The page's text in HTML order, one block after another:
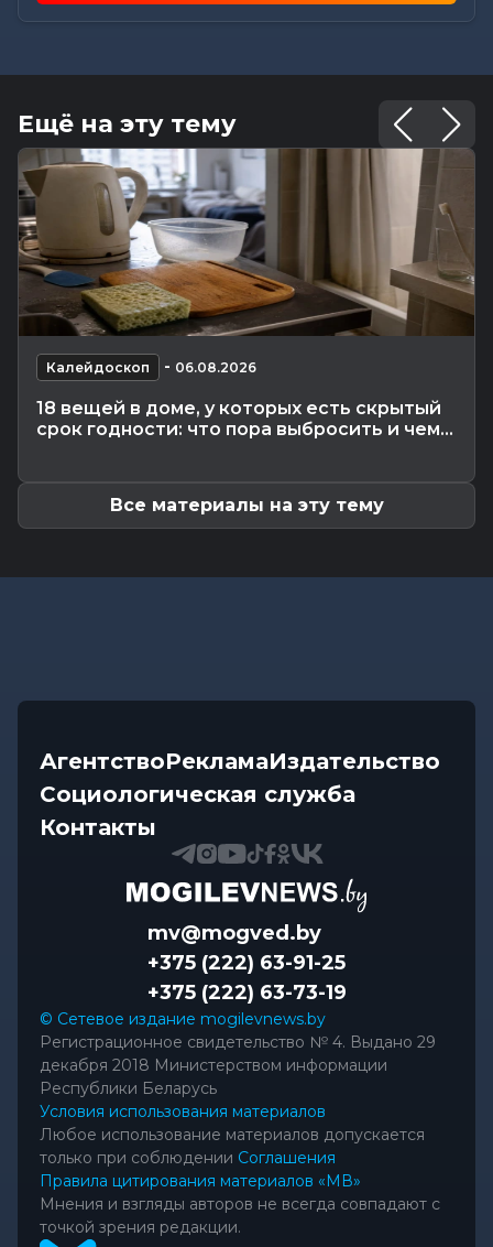
окончательных расчетов выявил...
Память святителя Георгия Конисского почтили
Общество -06.08.2026 15:00
Погода 7 августа в Могилевской области:
ливни, град, шквалистый...
Происшествия -06.08.2026 14:07
В Славгородском районе механизатор похитил
с трактора около 100...
Общество -06.08.2026 13:32
Как не стать жертвой жары и какие сюрпризы
готовит погода до конца...
Общество -06.08.2026 12:59
начале следующей недели в...
Общество
Ещё на эту тему
Калейдоскоп - 06.08.2026
18 вещей в доме, у которых есть скрытый
срок годности: что пора выбросить и чем...
Все материалы на эту тему
АгентствоРекламаИздательство
Социологическая служба
Контакты
mv@mogved.by
+375 (222) 63-91-25
+375 (222) 63-73-19
© Сетевое издание mogilevnews.by
Регистрационное свидетельство № 4. Выдано 29
декабря 2018 Министерством информации
Республики Беларусь
Условия использования материалов
Любое использование материалов допускается
только при соблюдении Соглашения
Правила цитирования материалов «МВ»
Мнения и взгляды авторов не всегда совпадают с
точкой зрения редакции.